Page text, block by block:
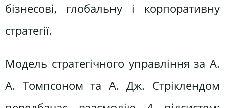
бізнесові, глобальну і корпоративну
стратегії.
Модель стратегічного управління за А.
А. Томпсоном та А. Дж. Стріклендом